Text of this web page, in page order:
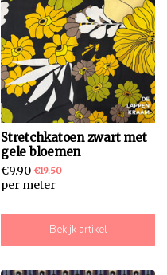
Stretchkatoen zwart met
gele bloemen
€9.90 €19.50
per meter
Bekijk artikel